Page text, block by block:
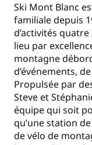
Ski Mont Blanc
familiale depuis
d’activités
lieu par
montagne
d’événements,
Propulsée par
Steve et
équipe qui soit
qu’une station
de vélo de